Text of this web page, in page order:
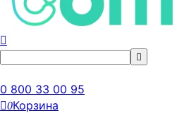
0 800 33 00 95
0Корзина